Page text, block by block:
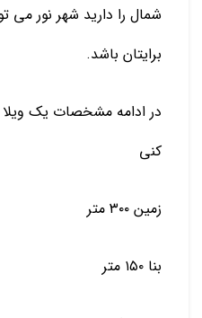
شمال را دارید شهر نور می
برایتان باشد.
در ادامه مشخصات یک
کنی
زمین ۳۰۰ متر
بنا ۱۵۰ متر